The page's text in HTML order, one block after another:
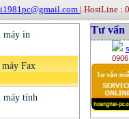
| HostLine :
Tư vấn